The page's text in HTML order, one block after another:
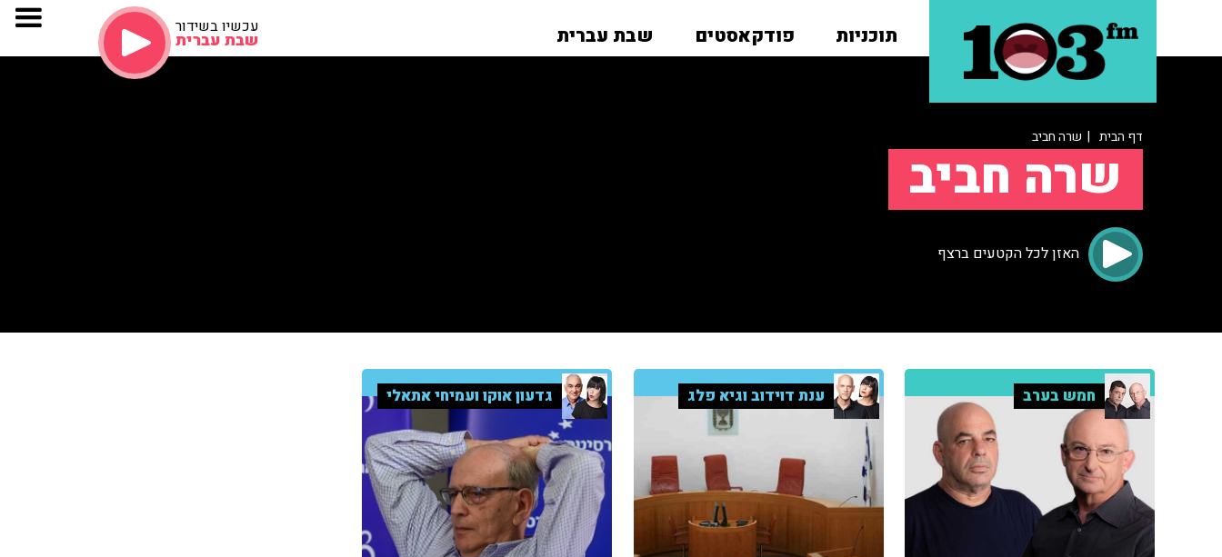
תוכניות פודקאסטים שבת עברית עכשיו בשידור
שבת עברית
דף הבית | שרה חביב
שרה חביב
האזן לכל הקטעים ברצף
חמש בערב ענת דוידוב וגיא פלג גדעון אוקו ועמיחי אתאלי